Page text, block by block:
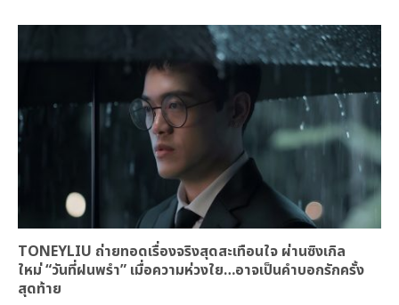
TONEYLIU ถ่ายทอดเรื่องจริงสุดสะเทือนใจ ผ่านซิงเกิล
ใหม่ “วันที่ฝนพรำ” เมื่อความห่วงใย…อาจเป็นคำบอกรักครั้ง
สุดท้าย